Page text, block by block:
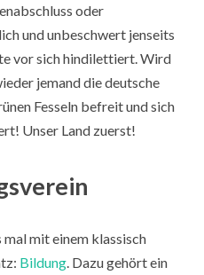
oder
und unbeschwert jenseits
vor sich hindilettiert. Wird
jemand die deutsche
Fesseln befreit und sich
Unser Land zuerst!
mit einem klassisch
Bildung. Dazu gehört ein